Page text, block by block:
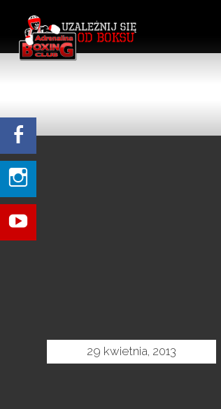
29 kwietnia, 2013